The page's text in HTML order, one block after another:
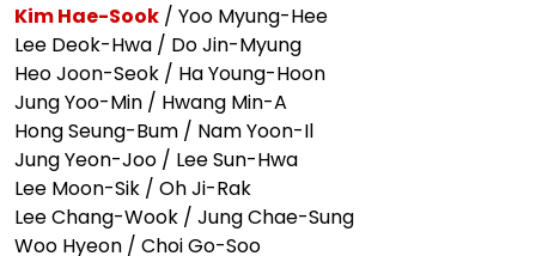
Kim Hae-Sook / Yoo Myung-Hee
Lee Deok-Hwa / Do Jin-Myung
Heo Joon-Seok / Ha Young-Hoon
Jung Yoo-Min / Hwang Min-A
Hong Seung-Bum / Nam Yoon-Il
Jung Yeon-Joo / Lee Sun-Hwa
Lee Moon-Sik / Oh Ji-Rak
Lee Chang-Wook / Jung Chae-Sung
Woo Hyeon / Choi Go-Soo